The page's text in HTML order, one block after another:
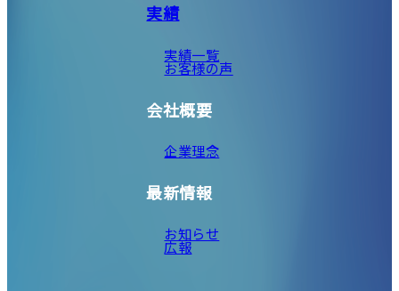
実績
実績一覧
お客様の声
会社概要
企業理念
最新情報
お知らせ
広報